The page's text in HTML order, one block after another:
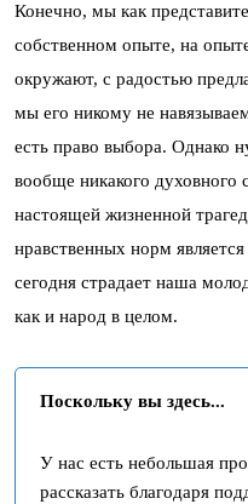
Конечно, мы как
собственном опыте, на
окружают, с радостью
мы его никому не
есть право выбора. Однако
вообще никакого духовного
настоящей жизненной
нравственных норм
сегодня страдает наша
как и народ в целом.
Поскольку вы здесь...
У нас есть небольшая
рассказать благодаря